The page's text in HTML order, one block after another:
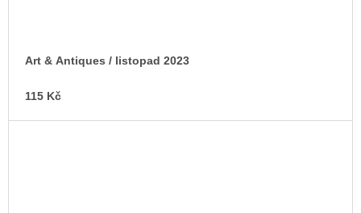
Art & Antiques / listopad 2023
115 Kč